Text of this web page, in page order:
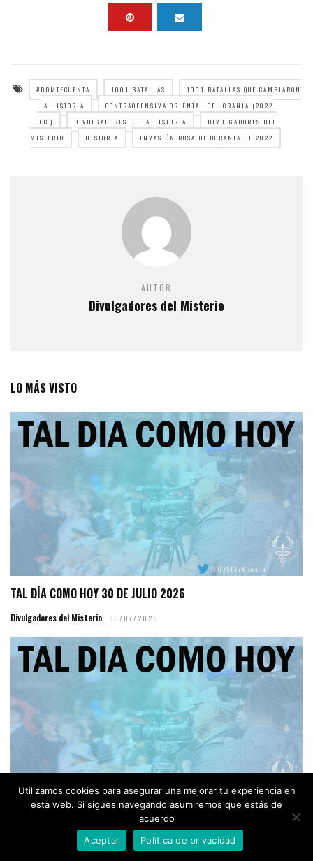
#DDMTECUENTA 1001 BATALLAS
1001 BATALLAS QUE CAMBIARON
LA HISTORIA
CONTRAOFENSIVA ORIENTAL DE UCRANIA (2022
D.C.)
DIVULGADORES DE LA HISTORIA
DIVULGADORES DEL
MISTERIO
HISTORIA INVASIÓN RUSA DE UCRANIA DE 2022
AUTOR
Divulgadores del Misterio
LO MÁS VISTO
TAL DÍA COMO HOY 30 DE JULIO 2026
Divulgadores del Misterio 30/07/2026
TAL DÍA COMO HOY 27 DE JULIO 2026
Divulgadores del Misterio 27/07/2026
Utilizamos cookies para asegurar una mejorar tu experiencia en
esta web. Si sigues navegando asumiremos que estás de
acuerdo
Aceptar
Política de privacidad